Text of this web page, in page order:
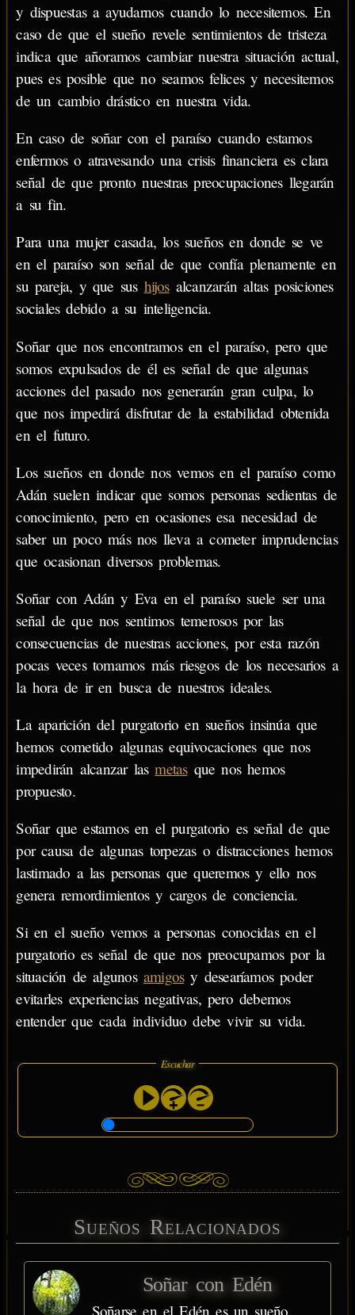
y dispuestas a ayudarnos cuando lo necesitemos. En
caso de que el sueño revele sentimientos de tristeza
indica que añoramos cambiar nuestra situación actual,
pues es posible que no seamos felices y necesitemos
de un cambio drástico en nuestra vida.
En caso de soñar con el paraíso cuando estamos
enfermos o atravesando una crisis financiera es clara
señal de que pronto nuestras preocupaciones llegarán
a su fin.
Para una mujer casada, los sueños en donde se ve
en el paraíso son señal de que confía plenamente en
su pareja, y que sus hijosalcanzarán altas posiciones
sociales debido a su inteligencia.
Soñar que nos encontramos en el paraíso, pero que
somos expulsados de él es señal de que algunas
acciones del pasado nos generarán gran culpa, lo
que nos impedirá disfrutar de la estabilidad obtenida
en el futuro.
Los sueños en donde nos vemos en el paraíso como
Adán suelen indicar que somos personas sedientas de
conocimiento, pero en ocasiones esa necesidad de
saber un poco más nos lleva a cometer imprudencias
que ocasionan diversos problemas.
Soñar con Adán y Eva en el paraíso suele ser una
señal de que nos sentimos temerosos por las
consecuencias de nuestras acciones, por esta razón
pocas veces tomamos más riesgos de los necesarios a
la hora de ir en busca de nuestros ideales.
La aparición del purgatorio en sueños insinúa que
hemos cometido algunas equivocaciones que nos
impedirán alcanzar lasmetasque nos hemos
propuesto.
Soñar que estamos en el purgatorio es señal de que
por causa de algunas torpezas o distracciones hemos
lastimado a las personas que queremos y ello nos
genera remordimientos y cargos de conciencia.
Si en el sueño vemos a personas conocidas en el
purgatorio es señal de que nos preocupamos por la
situación de algunos amigosy desearíamos poder
evitarles experiencias negativas, pero debemos
entender que cada individuo debe vivir su vida.
Escuchar
Sueños Relacionados
Soñar con Edén
Soñarse en el Edén es un sueño